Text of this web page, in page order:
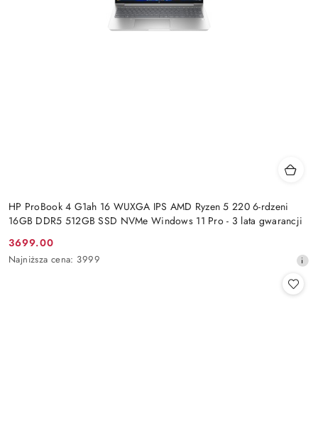
HP ProBook 4 G1ah 16 WUXGA IPS AMD Ryzen 5 220 6-rdzeni
16GB DDR5 512GB SSD NVMe Windows 11 Pro - 3 lata gwarancji
Cena
promocyjna:
3699.00
Najniższa
Najniższa cena: 3999